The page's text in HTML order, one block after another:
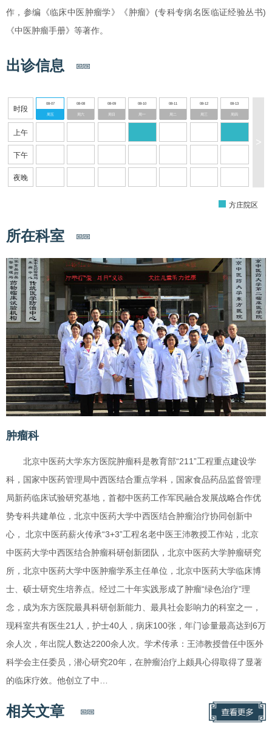
作，参编《临床中医肿瘤学》《肿瘤》(专科专病名医临证经验丛书)
《中医肿瘤手册》等著作。
出诊信息
时段
上午
下午
夜晚
08-07
周五
08-08
周六
08-09
周日
08-10
周一
08-11
周二
08-12
周三
08-13
周四
>
方庄院区
所在科室
肿瘤科
北京中医药大学东方医院肿瘤科是教育部“211”工程重点建设学
科，国家中医药管理局中西医结合重点学科，国家食品药品监督管理
局新药临床试验研究基地，首都中医药工作军民融合发展战略合作优
势专科共建单位，北京中医药大学中西医结合肿瘤治疗协同创新中
心， 北京中医药薪火传承“3+3”工程名老中医王沛教授工作站，北京
中医药大学中西医结合肿瘤科研创新团队，北京中医药大学肿瘤研究
所，北京中医药大学中医肿瘤学系主任单位，北京中医药大学临床博
士、硕士研究生培养点。经过二十年实践形成了肿瘤“绿色治疗”理
念，成为东方医院最具科研创新能力、最具社会影响力的科室之一，
现科室共有医生21人，护士40人，病床100张，年门诊量最高达到6万
余人次，年出院人数达2200余人次。学术传承：王沛教授曾任中医外
科学会主任委员，潜心研究20年，在肿瘤治疗上颇具心得取得了显著
的临床疗效。他创立了中…
相关文章